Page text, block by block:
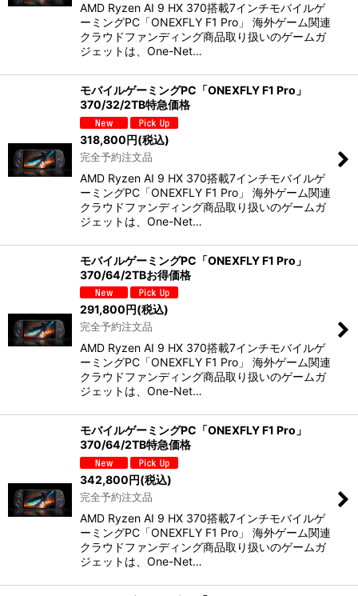
AMD Ryzen AI 9 HX 370搭載7インチモバイルゲ
ーミングPC「ONEXFLY F1 Pro」 海外ゲーム関連
クラウドファンディング商品取り扱いのゲームガ
ジェットは、One-Net…
モバイルゲーミングPC「ONEXFLY F1 Pro」
370/32/2TB特急価格
318,800円(税込)
完全予約注文品
AMD Ryzen AI 9 HX 370搭載7インチモバイルゲ
ーミングPC「ONEXFLY F1 Pro」 海外ゲーム関連
クラウドファンディング商品取り扱いのゲームガ
ジェットは、One-Net…
モバイルゲーミングPC「ONEXFLY F1 Pro」
370/64/2TBお得価格
291,800円(税込)
完全予約注文品
AMD Ryzen AI 9 HX 370搭載7インチモバイルゲ
ーミングPC「ONEXFLY F1 Pro」 海外ゲーム関連
クラウドファンディング商品取り扱いのゲームガ
ジェットは、One-Net…
モバイルゲーミングPC「ONEXFLY F1 Pro」
370/64/2TB特急価格
342,800円(税込)
完全予約注文品
AMD Ryzen AI 9 HX 370搭載7インチモバイルゲ
ーミングPC「ONEXFLY F1 Pro」 海外ゲーム関連
クラウドファンディング商品取り扱いのゲームガ
ジェットは、One-Net…